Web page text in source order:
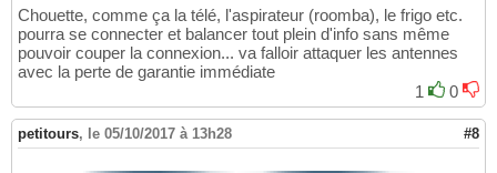
Chouette, comme ça la télé, l'aspirateur (roomba), le frigo etc.
pourra se connecter et balancer tout plein d'info sans même
pouvoir couper la connexion... va falloir attaquer les antennes
avec la perte de garantie immédiate
1
0
petitours, le 05/10/2017 à 13h28 #8